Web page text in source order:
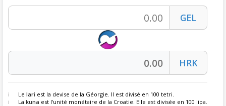
Le lari est la devise de la Géorgie. Il est divisé en 100 tetri.
La kuna est l'unité monétaire de la Croatie. Elle est divisée en 100 lipa.